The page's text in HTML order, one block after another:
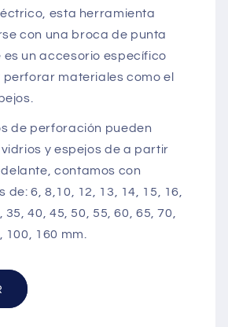
esta herramienta
con una broca de punta
es un accesorio específico
materiales como el
de perforación pueden
y espejos de a partir
contamos con
6, 8,10, 12, 13, 14, 15, 16,
35, 40, 45, 50, 55, 60, 65, 70,
100, 160 mm.